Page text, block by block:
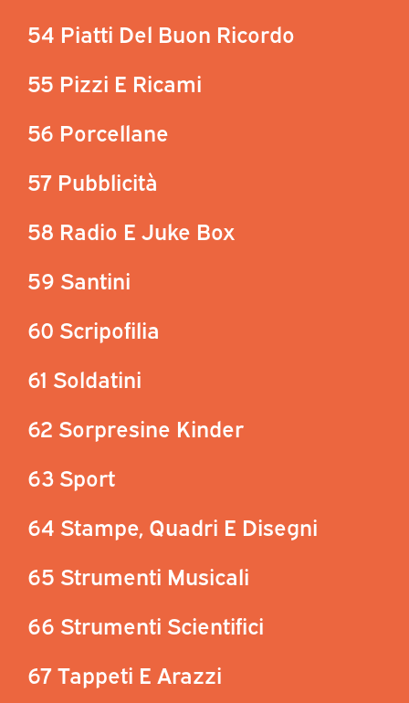
54 Piatti Del Buon Ricordo
55 Pizzi E Ricami
56 Porcellane
57 Pubblicità
58 Radio E Juke Box
59 Santini
60 Scripofilia
61 Soldatini
62 Sorpresine Kinder
63 Sport
64 Stampe, Quadri E Disegni
65 Strumenti Musicali
66 Strumenti Scientifici
67 Tappeti E Arazzi